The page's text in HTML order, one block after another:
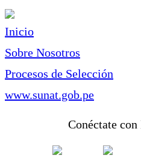
Inicio
Sobre Nosotros
Procesos de Selección
www.sunat.gob.pe
Conéctate